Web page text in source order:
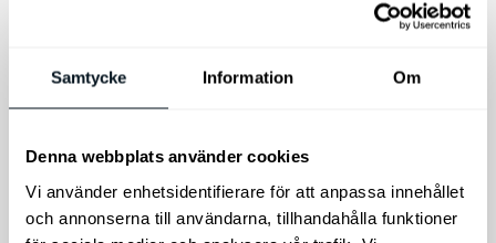
Samtycke Information Om
Denna webbplats använder cookies
Vi använder enhetsidentifierare för att anpassa innehållet
och annonserna till användarna, tillhandahålla funktioner
Lägg till i varukorg Lägg till i varukorg
här
produkten